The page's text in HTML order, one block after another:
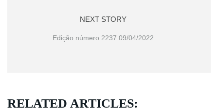
NEXT STORY
Edição número 2237 09/04/2022
RELATED ARTICLES: